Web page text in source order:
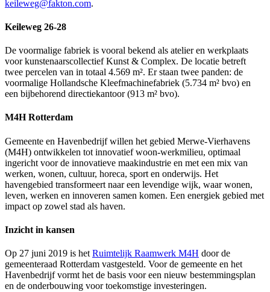
keileweg@fakton.com.
Keileweg 26-28
De voormalige fabriek is vooral bekend als atelier en werkplaats
voor kunstenaarscollectief Kunst & Complex. De locatie betreft
twee percelen van in totaal 4.569 m². Er staan twee panden: de
voormalige Hollandsche Kleefmachinefabriek (5.734 m² bvo) en
een bijbehorend directiekantoor (913 m² bvo).
M4H Rotterdam
Gemeente en Havenbedrijf willen het gebied Merwe-Vierhavens
(M4H) ontwikkelen tot innovatief woon-werkmilieu, optimaal
ingericht voor de innovatieve maakindustrie en met een mix van
werken, wonen, cultuur, horeca, sport en onderwijs. Het
havengebied transformeert naar een levendige wijk, waar wonen,
leven, werken en innoveren samen komen. Een energiek gebied met
impact op zowel stad als haven.
Inzicht in kansen
Op 27 juni 2019 is het Ruimtelijk Raamwerk M4H door de
gemeenteraad Rotterdam vastgesteld. Voor de gemeente en het
Havenbedrijf vormt het de basis voor een nieuw bestemmingsplan
en de onderbouwing voor toekomstige investeringen.